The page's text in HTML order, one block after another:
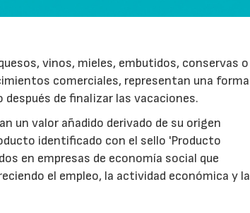
vinos, mieles, embutidos, conservas o
comerciales, representan una forma
de finalizar las vacaciones.
un valor añadido derivado de su origen
identificado con el sello 'Producto
en empresas de economía social que
el empleo, la actividad económica y la